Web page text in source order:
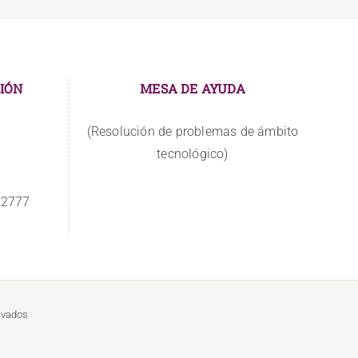
MESA DE AYUDA
(Resolución de problemas de ámbito
tecnológico)